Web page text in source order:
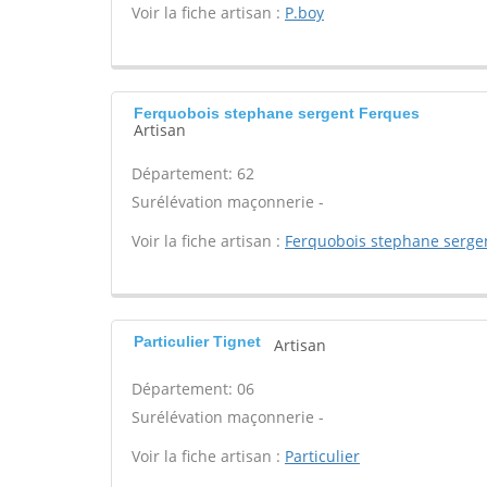
Voir la fiche artisan : P.boy
Ferquobois stephane sergent Ferques
Artisan
Département: 62
Surélévation maçonnerie -
Voir la fiche artisan : Ferquobois stephane
Particulier Tignet Artisan
Département: 06
Surélévation maçonnerie -
Voir la fiche artisan : Particulier